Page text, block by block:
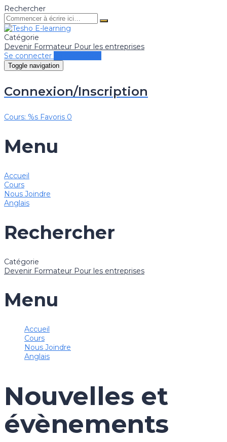
Rechercher
Catégorie
Devenir Formateur Pour les entreprises
Se connecter
Toggle navigation
Connexion/Inscription
Cours: %s Favoris 0
Menu
Accueil
Cours
Nous Joindre
Anglais
Rechercher
Catégorie
Devenir Formateur Pour les entreprises
Menu
Accueil
Cours
Nous Joindre
Anglais
Nouvelles et
évènements